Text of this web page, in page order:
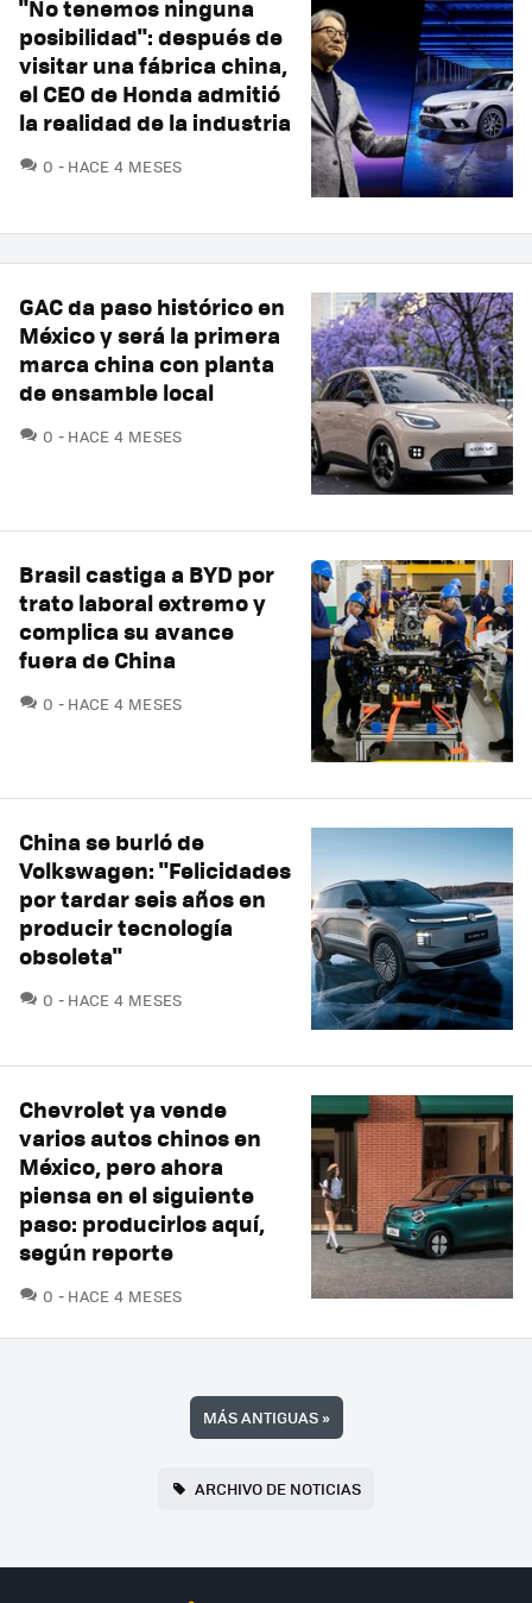
"No tenemos ninguna
posibilidad": después de
visitar una fábrica china,
el CEO de Honda admitió
la realidad de la industria
0 COMENTARIOS
HACE 4 MESES
GAC da paso histórico en
México y será la primera
marca china con planta
de ensamble local
0 COMENTARIOS
HACE 4 MESES
Brasil castiga a BYD por
trato laboral extremo y
complica su avance
fuera de China
0 COMENTARIOS
HACE 4 MESES
China se burló de
Volkswagen: "Felicidades
por tardar seis años en
producir tecnología
obsoleta"
0 COMENTARIOS
HACE 4 MESES
Chevrolet ya vende
varios autos chinos en
México, pero ahora
piensa en el siguiente
paso: producirlos aquí,
según reporte
0 COMENTARIOS
HACE 4 MESES
MÁS ANTIGUAS»
ARCHIVO DE NOTICIAS